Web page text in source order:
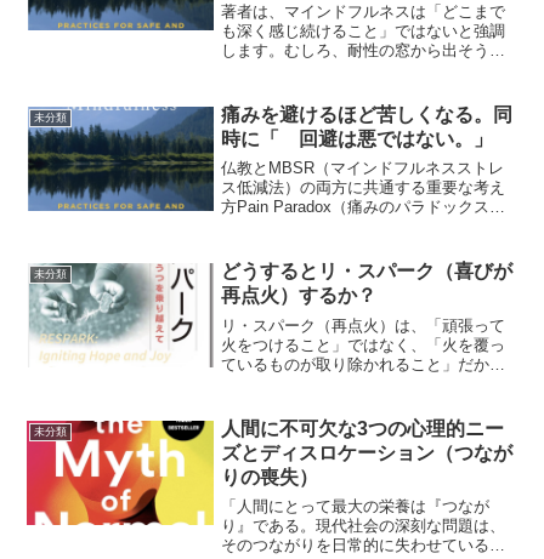
著者は、マインドフルネスは「どこまで
も深く感じ続けること」ではないと強調
します。むしろ、耐性の窓から出そうに
ーキを持つことトラウマサバイバーにと
って自己調整とはアクセル...
未分類
痛みを避けるほど苦しくなる。同
時に「 回避は悪ではない。」
仏教とMBSR（マインドフルネスストレ
ス低減法）の両方に共通する重要な考え
方Pain Paradox（痛みのパラドックス）
否認する抵抗する押し込めるという自然
な傾向があ...
未分類
どうするとリ・スパーク（喜びが
再点火）するか？
リ・スパーク（再点火）は、「頑張って
火をつけること」ではなく、「火を覆っ
ているものが取り除かれること」だか
されやすいことデ・スパークの人は、生
命力がないのではなく、生命...
未分類
人間に不可欠な3つの心理的ニー
ズとディスロケーション（つなが
りの喪失）
「人間にとって最大の栄養は『つなが
り』である。現代社会の深刻な問題は、
そのつながりを日常的に失わせているこ